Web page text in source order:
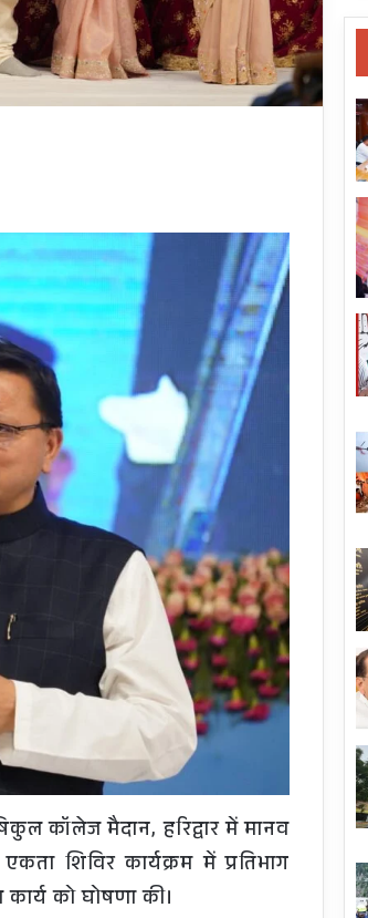
कॉलेज मैदान, हरिद्वार में मानव
शिविर कार्यक्रम में प्रतिभाग
को घोषणा की।